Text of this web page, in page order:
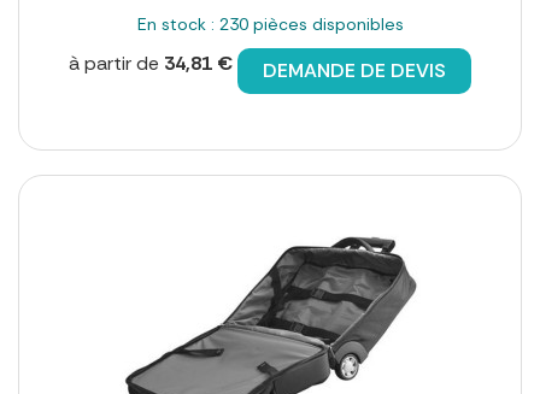
En stock : 230 pièces disponibles
à partir de 34,81 € DEMANDE DE DEVIS